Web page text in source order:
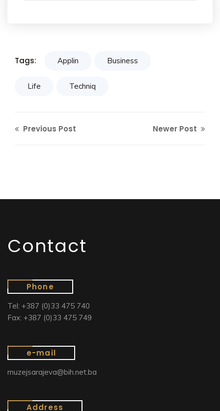
Tags: Applin Business
Life Techniq
Previous Post Newer Post
Contact
Phone
Tel: +387 (0)33 475 740
Fax: +387 (0)33 475 749
e-mail
muzejsarajeva@bih.net.ba
Address